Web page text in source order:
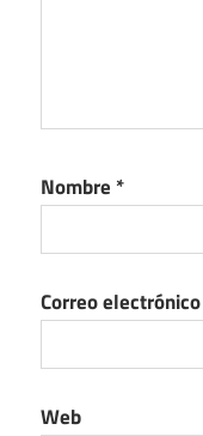
Nombre *
Correo electrónico
Web